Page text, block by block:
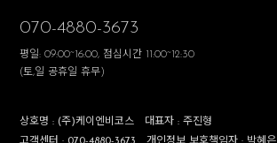
070-4880-3673
평일: 09:00~16:00, 점심시간 11:00~12:30
(토,일 공휴일 휴무)
상호명 :(주)케이엔비코스 대표자 :주진형
고객센터 : 070-4880-3673 개인정보 보호책임자 : 박혜은